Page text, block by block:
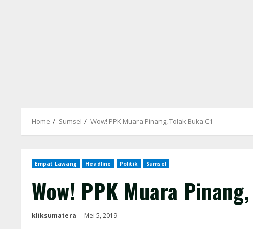
Home Sumsel Wow! PPK Muara Pinang, Tolak Buka C1
Empat Lawang Headline Politik Sumsel
Wow! PPK Muara
kliksumatera Mei 5, 2019